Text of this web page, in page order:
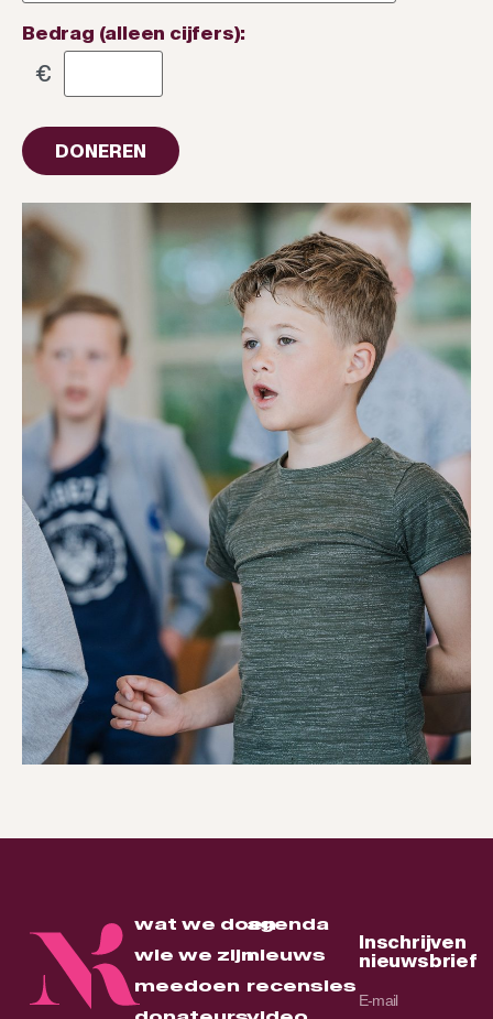
Bedrag (alleen cijfers):
€
DONEREN
wat we doen
wie we zijn
meedoen
agenda
nieuws
recensies
Inschrijven
nieuwsbrief